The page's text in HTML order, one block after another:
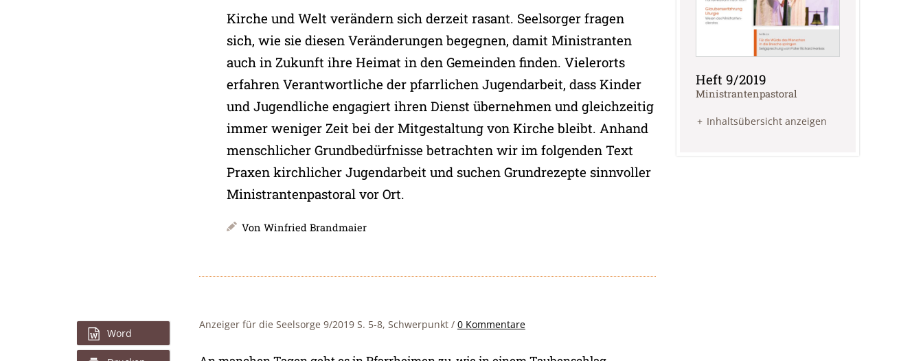
Kirche und Welt verändern sich derzeit rasant. Seelsorger fragen
sich, wie sie diesen Veränderungen begegnen, damit Ministranten
auch in Zukunft ihre Heimat in den Gemeinden finden. Vielerorts
erfahren Verantwortliche der pfarrlichen Jugendarbeit, dass Kinder
und Jugendliche engagiert ihren Dienst übernehmen und gleichzeitig
immer weniger Zeit bei der Mitgestaltung von Kirche bleibt. Anhand
menschlicher Grundbedürfnisse betrachten wir im folgenden Text
Praxen kirchlicher Jugendarbeit und suchen Grundrezepte sinnvoller
Ministrantenpastoral vor Ort.
Von Winfried Brandmaier
Anzeiger für die Seelsorge 9/2019 S. 5-8, Schwerpunkt / 0 Kommentare
Word
Heft 9/2019
:
Ministrantenpastoral
Inhaltsübersicht anzeigen